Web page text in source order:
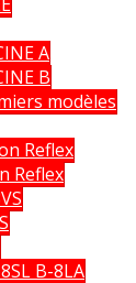
A
B
modèles
Reflex
Reflex
B-8LA